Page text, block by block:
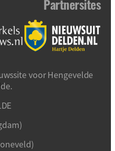
Partnersites
voor Hengevelde